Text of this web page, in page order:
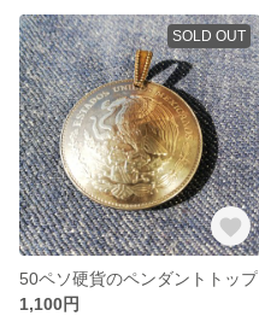
SOLD OUT
50ペソ硬貨のペンダントトップ
1,100円